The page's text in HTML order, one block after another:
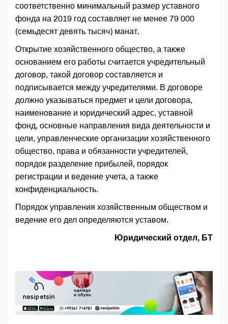
соответственно минимальный размер уставного
фонда на 2019 год составляет не менее 79 000
(семьдесят девять тысяч) манат.
Открытие хозяйственного общество, а также
основанием его работы считается учредительный
договор, такой договор составляется и
подписывается между учредителями. В договоре
должно указываться предмет и цели договора,
наименование и юридический адрес, уставной
фонд, основные направления вида деятельности и
цели, управленческие организации хозяйственного
общество, права и обязанности учредителей,
порядок разделение прибылей, порядок
регистрации и ведение учета, а также
конфиденциальность.
Порядок управления хозяйственным обществом и
ведение его дел определяются уставом.
Юридический отдел, БТ